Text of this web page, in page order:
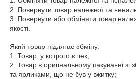
2. Повернути товар належної та
3. Повернути або обміняти товар
якості.
Який товар підлягає обміну:
1. Товар, у котрого є чек;
2. Товар в оригінальному пакуванні
та ярликами, що не був у вжитку;